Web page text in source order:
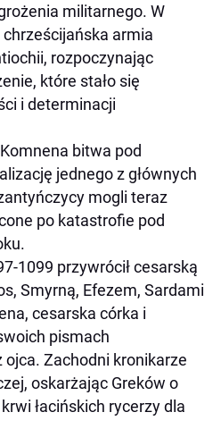
militarnego. W
armia
rozpoczynając
które stało się
i determinacji
bitwa pod
jednego z głównych
mogli teraz
po katastrofie pod
1099 przywrócił cesarską
Smyrną, Efezem, Sardami
cesarska córka i
pismach
Zachodni kronikarze
oskarżając Greków o
łacińskich rycerzy dla